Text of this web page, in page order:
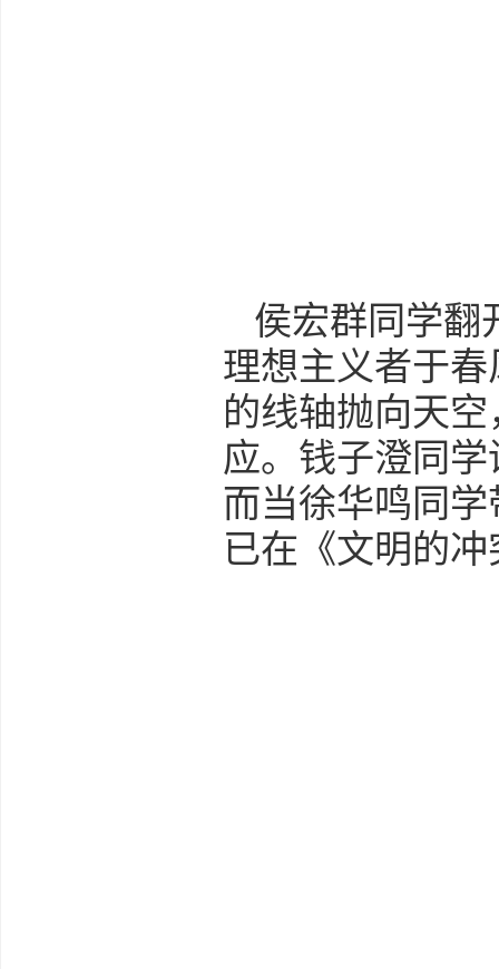
侯宏群同学翻
理想主义者于
的线轴抛向天
应。钱子澄同
而当徐华鸣同
已在《文明的